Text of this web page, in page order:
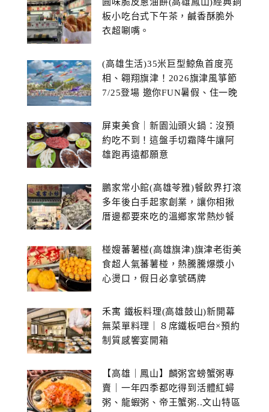
板小吃台式下午茶，鹹香酥脆外
衣超唰嘴。
(高雄生活)35米巨型鯨魚首度亮
相、翱翔旗津！2026旗津風箏節
7/25登場 邀你FUN暑假、住一晚
屏東美食｜新園汕頭火鍋：沒預
約吃不到！這盤手切霜降牛讓阿
雄跑再遠都願意
鵬家常小館(高雄苓雅)餐飲界打滾
多年後白手起家創業，讓你相揪
厝邊都要來吃的溫鄉家常熱炒餐
椪嫂蕃薯椪(高雄旗津)旗津老街美
食超人氣蕃薯椪，熱騰騰爆漿小
心燙口，假日必拿號碼牌
禾寓 鐵板料理(高雄鼓山)新開幕
無菜單料理｜８席鐵板吧台×預約
制質感饗宴開箱
【高雄｜鳳山】麟粥宮螃蟹粥專
賣｜一年四季都吃得到活體紅蟳
粥、龍蝦粥、帝王蟹粥..文山特區